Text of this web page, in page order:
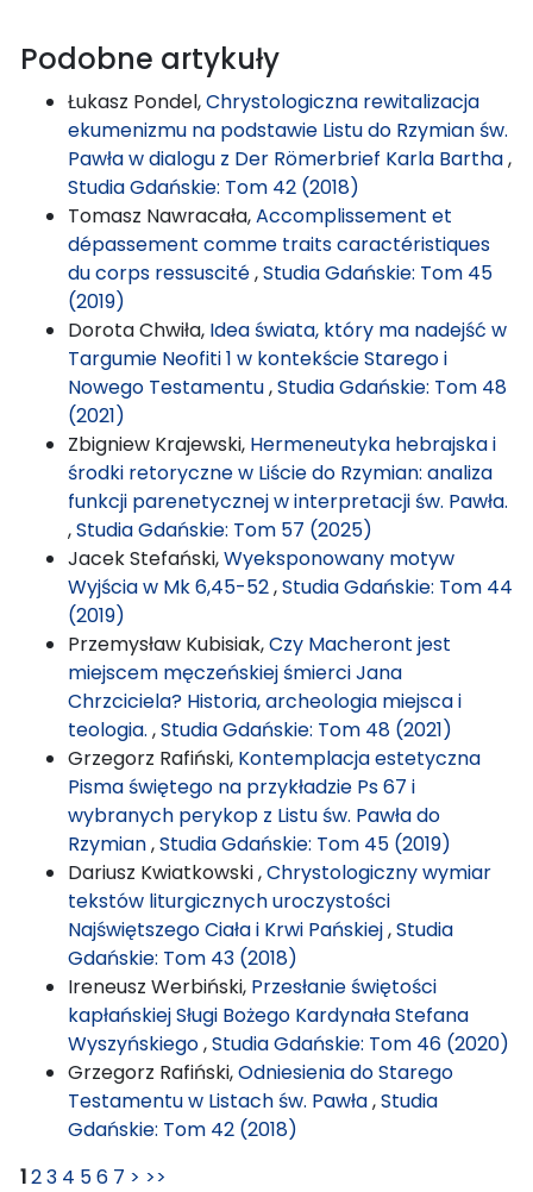
Podobne artykuły
Łukasz Pondel,Chrystologiczna rewitalizacja
ekumenizmu na podstawie Listu do Rzymian św.
Pawła w dialogu z Der Römerbrief Karla Bartha,
Studia Gdańskie: Tom 42 (2018)
Tomasz Nawracała,Accomplissement et
dépassement comme traits caractéristiques
du corps ressuscité,Studia Gdańskie: Tom 45
(2019)
Dorota Chwiła, Idea świata, który ma nadejść w
Targumie Neofiti 1 w kontekście Starego i
Nowego Testamentu,Studia Gdańskie: Tom 48
(2021)
Zbigniew Krajewski, Hermeneutyka hebrajska i
środki retoryczne w Liście do Rzymian: analiza
funkcji parenetycznej w interpretacji św. Pawła.
,Studia Gdańskie: Tom 57 (2025)
Jacek Stefański,Wyeksponowany motyw
Wyjścia w Mk 6,45-52,Studia Gdańskie: Tom 44
(2019)
Przemysław Kubisiak,Czy Macheront jest
miejscem męczeńskiej śmierci Jana
Chrzciciela? Historia, archeologia miejsca i
teologia. ,Studia Gdańskie: Tom 48 (2021)
Grzegorz Rafiński, Kontemplacja estetyczna
Pisma świętego na przykładzie Ps 67 i
wybranych perykop z Listu św. Pawła do
Rzymian,Studia Gdańskie: Tom 45 (2019)
Dariusz Kwiatkowski ,Chrystologiczny wymiar
tekstów liturgicznych uroczystości
Najświętszego Ciała i Krwi Pańskiej,Studia
Gdańskie: Tom 43 (2018)
Ireneusz Werbiński, Przesłanie świętości
kapłańskiej Sługi Bożego Kardynała Stefana
Wyszyńskiego,Studia Gdańskie: Tom 46 (2020)
Grzegorz Rafiński,Odniesienia do Starego
Testamentu w Listach św. Pawła,Studia
Gdańskie: Tom 42 (2018)
123 4 56 7 > >>